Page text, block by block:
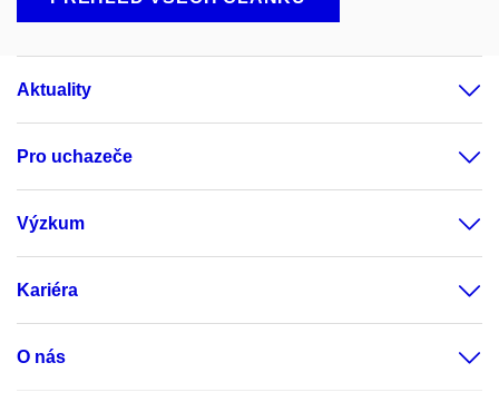
Aktuality
Pro uchazeče
Výzkum
Kariéra
O nás